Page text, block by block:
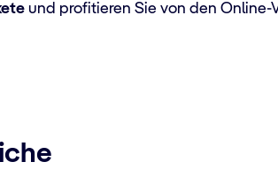
und profitieren Sie von den Online-